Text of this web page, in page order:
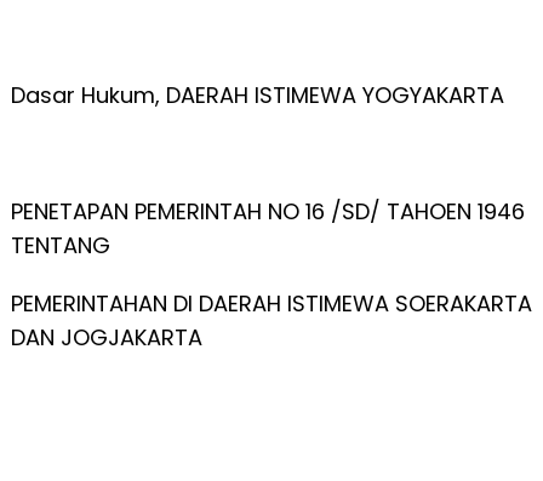
Dasar Hukum, DAERAH ISTIMEWA YOGYAKARTA
PENETAPAN PEMERINTAH NO 16 /SD/ TAHOEN 1946
TENTANG
PEMERINTAHAN DI DAERAH ISTIMEWA SOERAKARTA
DAN JOGJAKARTA